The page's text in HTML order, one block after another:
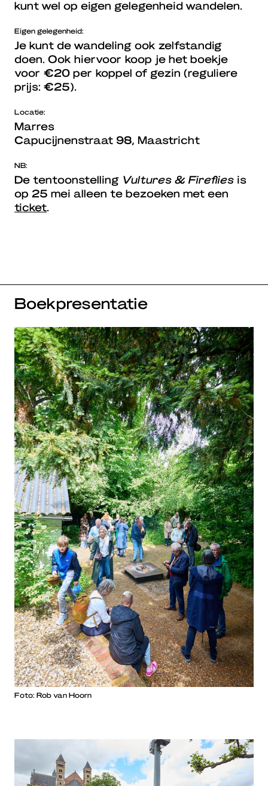
kunt wel op eigen gelegenheid wandelen.
Eigen gelegenheid:
Je kunt de wandeling ook zelfstandig
doen. Ook hiervoor koop je het boekje
voor €20 per koppel of gezin (reguliere
prijs: €25).
Locatie:
Marres
Capucijnenstraat 98, Maastricht
NB:
De tentoonstelling Vultures & Fireflies is
op 25 mei alleen te bezoeken met een
ticket
Boekpresentatie
Foto: Rob van Hoorn